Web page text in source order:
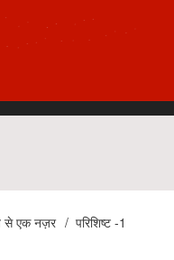
से एक नज़र परिशिष्ट -1